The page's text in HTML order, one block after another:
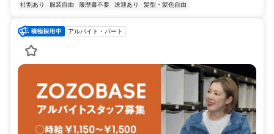
社割あり
服装自由 履歴書不要 送迎あり 髪型・髪色自由
アルバイト・パート